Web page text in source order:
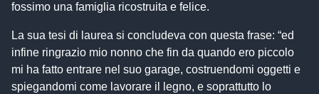
fossimo una famiglia ricostruita e felice.
La sua tesi di laurea si concludeva con questa frase: “ed
infine ringrazio mio nonno che fin da quando ero piccolo
mi ha fatto entrare nel suo garage, costruendomi oggetti e
spiegandomi come lavorare il legno, e soprattutto lo